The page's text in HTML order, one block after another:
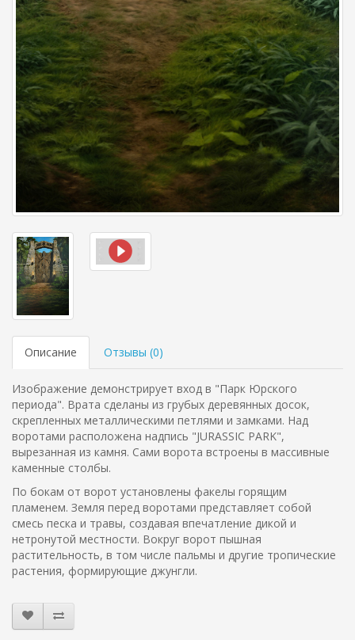
Описание Отзывы (0)
Изображение демонстрирует вход в "Парк Юрского
периода". Врата сделаны из грубых деревянных досок,
скрепленных металлическими петлями и замками. Над
воротами расположена надпись "JURASSIC PARK",
вырезанная из камня. Сами ворота встроены в массивные
каменные столбы.
По бокам от ворот установлены факелы горящим
пламенем. Земля перед воротами представляет собой
смесь песка и травы, создавая впечатление дикой и
нетронутой местности. Вокруг ворот пышная
растительность, в том числе пальмы и другие тропические
растения, формирующие джунгли.